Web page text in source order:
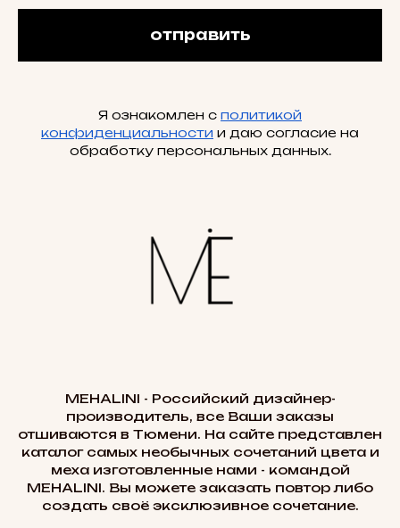
отправить
Я ознакомлен с политикой
конфиденциальности и даю согласие на
обработку персональных данных.
MEHALINI - Российский дизайнер-
производитель, все Ваши заказы
отшиваются в Тюмени. На сайте представлен
каталог самых необычных сочетаний цвета и
меха изготовленные нами - командой
MEHALINI. Вы можете заказать повтор либо
создать своё эксклюзивное сочетание.